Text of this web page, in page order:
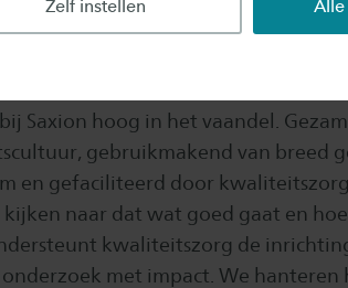
Zelf instellen Alle
ons onderzoek
Saxion hoog in het vaandel.
gebruikmakend van breed
en gefaciliteerd door
naar dat wat goed gaat en
kwaliteitszorg de
met impact. We hanteren